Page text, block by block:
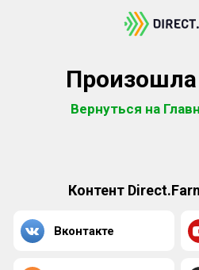
Вернуться на
Контент
Вконтакте